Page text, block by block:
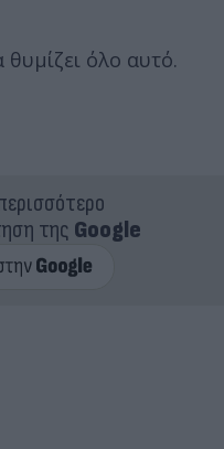
όλο αυτό.
της Google